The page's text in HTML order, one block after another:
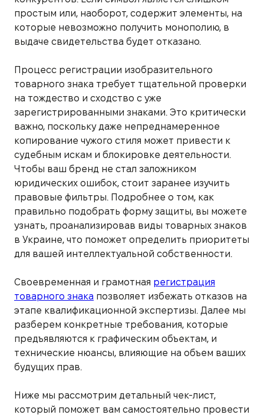
простым или, наоборот, содержит элементы, на
которые невозможно получить монополию, в
выдаче свидетельства будет отказано.
Процесс регистрации изобразительного
товарного знака требует тщательной проверки
на тождество и сходство с уже
зарегистрированными знаками. Это критически
важно, поскольку даже непреднамеренное
копирование чужого стиля может привести к
судебным искам и блокировке деятельности.
Чтобы ваш бренд не стал заложником
юридических ошибок, стоит заранее изучить
правовые фильтры. Подробнее о том, как
правильно подобрать форму защиты, вы можете
узнать, проанализировав виды товарных знаков
в Украине, что поможет определить приоритеты
для вашей интеллектуальной собственности.
Своевременная и грамотная регистрация
товарного знака позволяет избежать отказов на
этапе квалификационной экспертизы. Далее мы
разберем конкретные требования, которые
предъявляются к графическим объектам, и
технические нюансы, влияющие на объем ваших
будущих прав.
Ниже мы рассмотрим детальный чек-лист,
который поможет вам самостоятельно провести